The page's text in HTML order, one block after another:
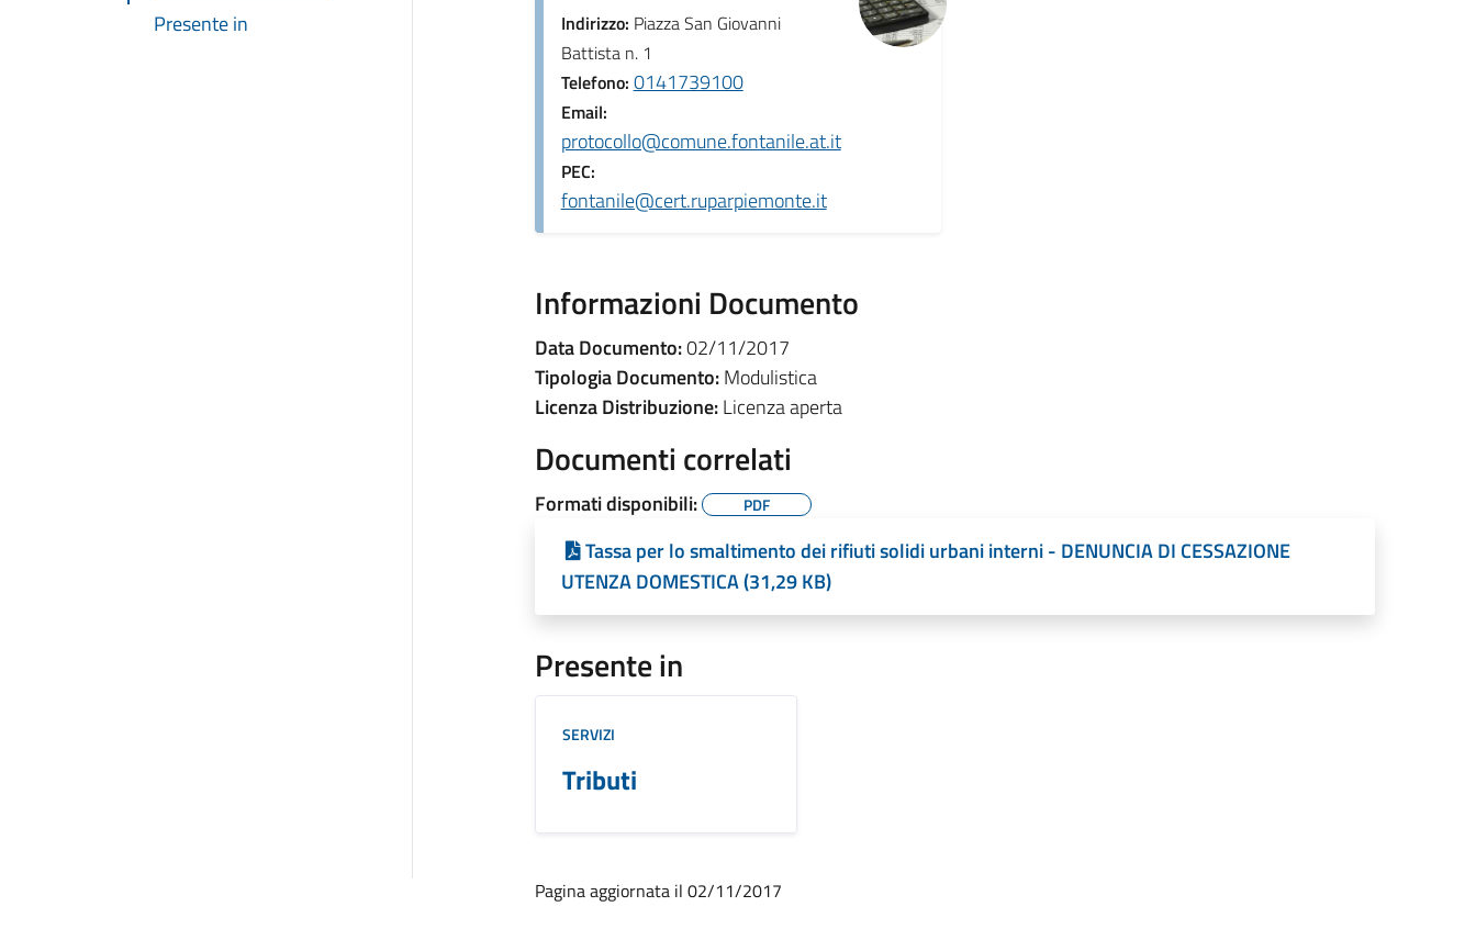
Presente in
Indirizzo: Piazza San Giovanni
Battista n. 1
Telefono: 0141739100
Email:
protocollo@comune.fontanile.at.it
PEC:
fontanile@cert.ruparpiemonte.it
Informazioni Documento
Data Documento:02/11/2017
Tipologia Documento:Modulistica
Licenza Distribuzione:Licenza aperta
Documenti correlati
Formati disponibili: PDF
Tassa per lo smaltimento dei rifiuti solidi urbani interni - DENUNCIA DI CESSAZIONE
UTENZA DOMESTICA (31,29 KB)
Presente in
SERVIZI
Tributi
Pagina aggiornata il 02/11/2017